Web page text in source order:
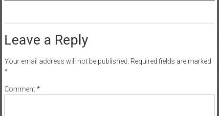
Leave a Reply
Your email address will not be published. Required fields are marked
*
Comment*